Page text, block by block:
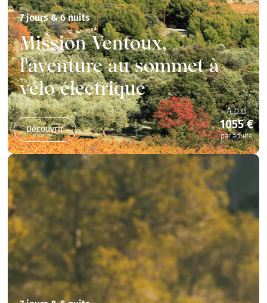
7 jours & 6 nuits
Mission Ventoux,
l'aventure au sommet à
vélo électrique
Découvrir
A.p.d
1055 €
par adulte